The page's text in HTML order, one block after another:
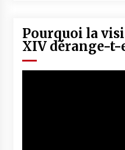
Pourquoi la
XIV dérange-t-